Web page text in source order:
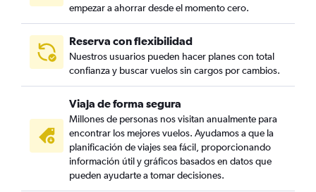
empezar a ahorrar desde el momento cero.
Reserva con flexibilidad
Nuestros usuarios pueden hacer planes con total
confianza y buscar vuelos sin cargos por cambios.
Viaja de forma segura
Millones de personas nos visitan anualmente para
encontrar los mejores vuelos. Ayudamos a que la
planificación de viajes sea fácil, proporcionando
información útil y gráficos basados en datos que
pueden ayudarte a tomar decisiones.